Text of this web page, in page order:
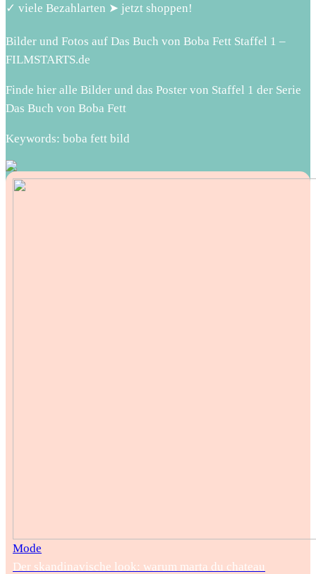
✓ viele Bezahlarten ➤ jetzt shoppen!
Bilder und Fotos auf Das Buch von Boba Fett Staffel 1 –
FILMSTARTS.de
Finde hier alle Bilder und das Poster von Staffel 1 der Serie
Das Buch von Boba Fett
Keywords: boba fett bild
Mode
Der skandinavische look: warum marta du chateau